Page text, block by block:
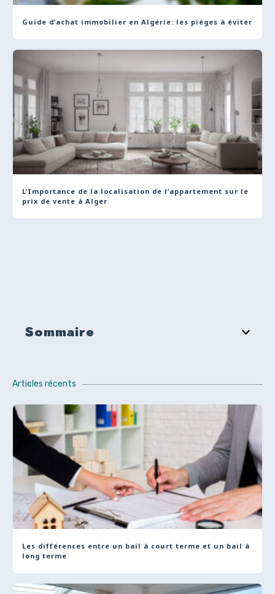
Guide d’achat immobilier en Algérie: les pièges à éviter
L’Importance de la localisation de l’appartement sur le
prix de vente à Alger
Sommaire
Articles récents
Les différences entre un bail à court terme et un bail à
long terme